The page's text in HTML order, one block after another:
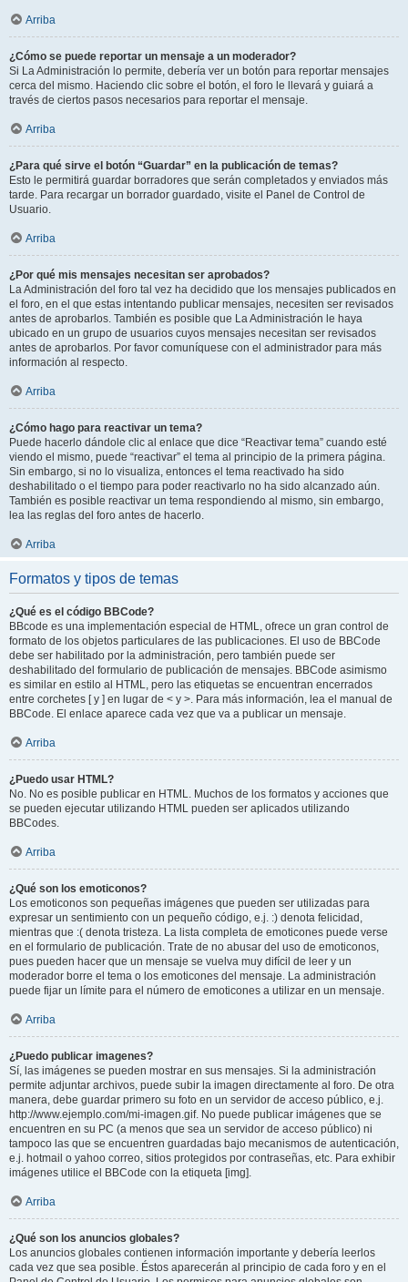
Arriba
¿Cómo se puede reportar un mensaje a un moderador?
Si La Administración lo permite, debería ver un botón para reportar mensajes
cerca del mismo. Haciendo clic sobre el botón, el foro le llevará y guiará a
través de ciertos pasos necesarios para reportar el mensaje.
Arriba
¿Para qué sirve el botón “Guardar” en la publicación de temas?
Esto le permitirá guardar borradores que serán completados y enviados más
tarde. Para recargar un borrador guardado, visite el Panel de Control de
Usuario.
Arriba
¿Por qué mis mensajes necesitan ser aprobados?
La Administración del foro tal vez ha decidido que los mensajes publicados en
el foro, en el que estas intentando publicar mensajes, necesiten ser revisados
antes de aprobarlos. También es posible que La Administración le haya
ubicado en un grupo de usuarios cuyos mensajes necesitan ser revisados
antes de aprobarlos. Por favor comuníquese con el administrador para más
información al respecto.
Arriba
¿Cómo hago para reactivar un tema?
Puede hacerlo dándole clic al enlace que dice “Reactivar tema” cuando esté
viendo el mismo, puede “reactivar” el tema al principio de la primera página.
Sin embargo, si no lo visualiza, entonces el tema reactivado ha sido
deshabilitado o el tiempo para poder reactivarlo no ha sido alcanzado aún.
También es posible reactivar un tema respondiendo al mismo, sin embargo,
lea las reglas del foro antes de hacerlo.
Arriba
Formatos y tipos de temas
¿Qué es el código BBCode?
BBcode es una implementación especial de HTML, ofrece un gran control de
formato de los objetos particulares de las publicaciones. El uso de BBCode
debe ser habilitado por la administración, pero también puede ser
deshabilitado del formulario de publicación de mensajes. BBCode asimismo
es similar en estilo al HTML, pero las etiquetas se encuentran encerrados
entre corchetes [ y ] en lugar de < y >. Para más información, lea el manual de
BBCode. El enlace aparece cada vez que va a publicar un mensaje.
Arriba
¿Puedo usar HTML?
No. No es posible publicar en HTML. Muchos de los formatos y acciones que
se pueden ejecutar utilizando HTML pueden ser aplicados utilizando
BBCodes.
Arriba
¿Qué son los emoticonos?
Los emoticonos son pequeñas imágenes que pueden ser utilizadas para
expresar un sentimiento con un pequeño código, e.j. :) denota felicidad,
mientras que :( denota tristeza. La lista completa de emoticones puede verse
en el formulario de publicación. Trate de no abusar del uso de emoticonos,
pues pueden hacer que un mensaje se vuelva muy difícil de leer y un
moderador borre el tema o los emoticones del mensaje. La administración
puede fijar un límite para el número de emoticones a utilizar en un mensaje.
Arriba
¿Puedo publicar imagenes?
Sí, las imágenes se pueden mostrar en sus mensajes. Si la administración
permite adjuntar archivos, puede subir la imagen directamente al foro. De otra
manera, debe guardar primero su foto en un servidor de acceso público, e.j.
http://www.ejemplo.com/mi-imagen.gif. No puede publicar imágenes que se
encuentren en su PC (a menos que sea un servidor de acceso público) ni
tampoco las que se encuentren guardadas bajo mecanismos de autenticación,
e.j. hotmail o yahoo correo, sitios protegidos por contraseñas, etc. Para exhibir
imágenes utilice el BBCode con la etiqueta [img].
Arriba
¿Qué son los anuncios globales?
Los anuncios globales contienen información importante y debería leerlos
cada vez que sea posible. Éstos aparecerán al principio de cada foro y en el